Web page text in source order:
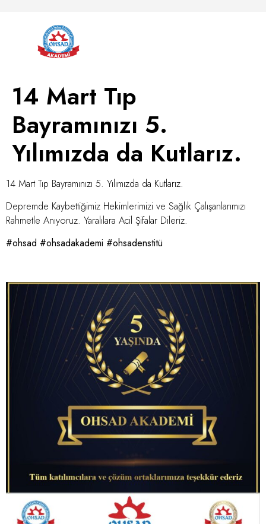
14 Mart Tıp
Bayramınızı 5.
Yılımızda da Kutlarız.
14 Mart Tıp Bayramınızı 5. Yılımızda da Kutlarız.
Depremde Kaybettiğimiz Hekimlerimizi ve Sağlık Çalışanlarımızı
Rahmetle Anıyoruz. Yaralılara Acil Şifalar Dileriz.
#ohsad #ohsadakademi #ohsadenstitü